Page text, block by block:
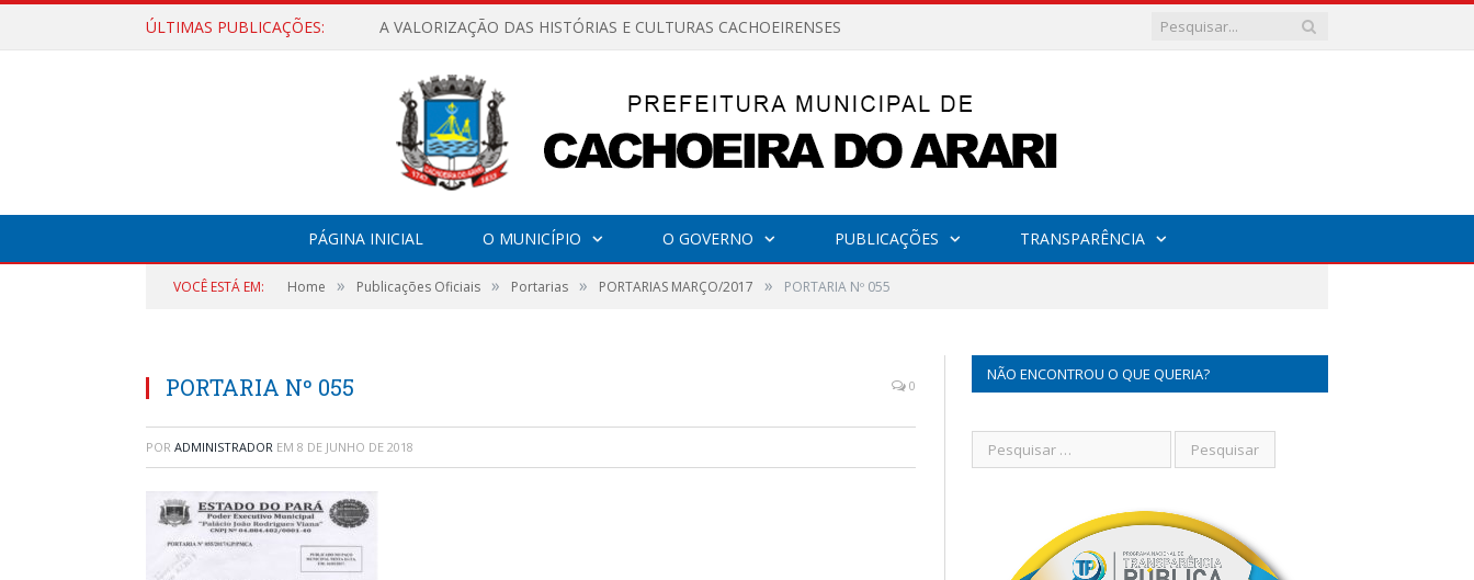
ÚLTIMAS PUBLICAÇÕES: A VALORIZAÇÃO DAS HISTÓRIAS E CULTURAS CACHOEIRENSES
PÁGINA INICIAL O MUNICÍPIO O GOVERNO PUBLICAÇÕES TRANSPARÊNCIA
VOCÊ ESTÁ EM: Home » Publicações Oficiais » Portarias » PORTARIAS MARÇO/2017 » PORTARIA Nº 055
PORTARIA Nº 055 0
POR ADMINISTRADOR EM 8 DE JUNHO DE 2018
NÃO ENCONTROU O QUE QUERIA?